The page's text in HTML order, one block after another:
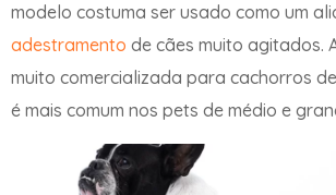
modelo costuma ser usado como um
adestramento de cães muito agitados.
muito comercializada para cachorros
é mais comum nos pets de médio e